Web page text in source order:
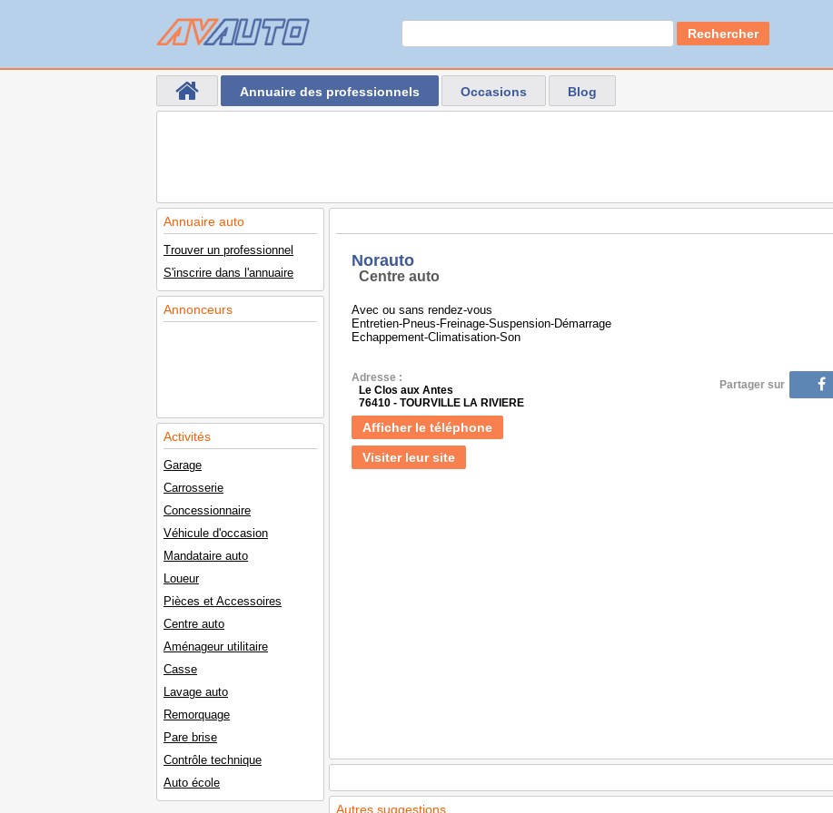
Rechercher
Annuaire des professionnels Occasions Blog
Annuaire auto
Trouver un professionnel
S'inscrire dans l'annuaire
Annonceurs
Activités
Garage
Carrosserie
Concessionnaire
Véhicule d'occasion
Mandataire auto
Loueur
Pièces et Accessoires
Centre auto
Aménageur utilitaire
Casse
Lavage auto
Remorquage
Pare brise
Contrôle technique
Auto école
Norauto
Centre auto
Avec ou sans rendez-vous
Entretien-Pneus-Freinage-Suspension-Démarrage
Echappement-Climatisation-Son
Adresse :
Le Clos aux Antes
76410 - TOURVILLE LA RIVIERE
Afficher le téléphone
Visiter leur site
Partager sur
Autres suggestions